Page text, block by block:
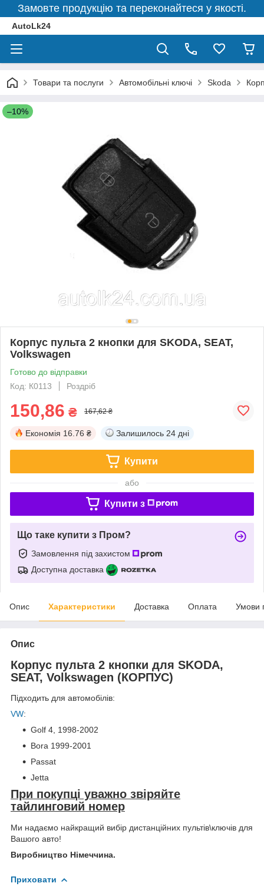
Замовте продукцію та переконайтеся у якості.
AutoLk24
Товари та послуги Автомобільні ключі Skoda
–10%
Корпус пульта 2 кнопки для SKODA, SEAT,
Volkswagen
Готово до відправки
Код: К0113
Роздріб
150,86 ₴ 167,62 ₴
Економія 16.76 ₴ Залишилось 24 дні
Купити
або
Купити з
Що таке купити з Пром?
Замовлення під захистом
Доступна доставка
Опис Характеристики Доставка Оплата Умови
Опис
Корпус пульта 2 кнопки для SKODA,
SEAT, Volkswagen (КОРПУС)
Підходить для автомобілів:
VW:
Golf 4, 1998-2002
Bora 1999-2001
Passat
Jetta
При покупці уважно звіряйте
тайлинговий номер
Ми надаємо найкращий вибір дистанційних пультів\ключів для
Вашого авто!
Виробництво Німеччина.
Приховати